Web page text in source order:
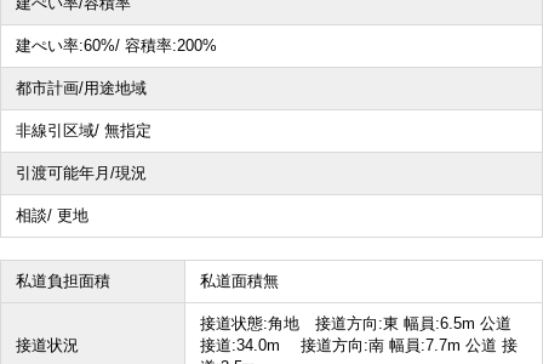
建ぺい率:60%/ 容積率:200%
都市計画/用途地域
非線引区域/ 無指定
引渡可能年月/現況
相談/ 更地
私道負担面積 私道面積無
接道状況
接道状態:角地 接道方向:東 幅員:6.5m 公道
接道:34.0m 接道方向:南 幅員:7.7m 公道 接